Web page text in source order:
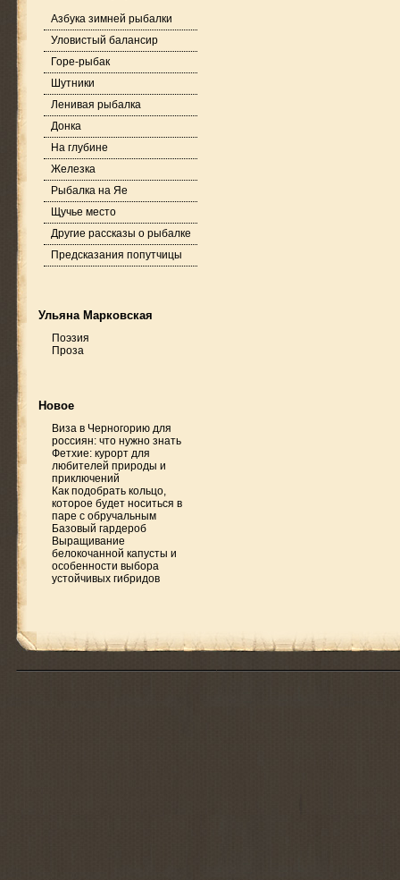
Азбука зимней рыбалки
Уловистый балансир
Горе-рыбак
Шутники
Ленивая рыбалка
Донка
На глубине
Железка
Рыбалка на Яе
Щучье место
Другие рассказы о рыбалке
Предсказания попутчицы
Ульяна Марковская
Поэзия
Проза
Новое
Виза в Черногорию для
россиян: что нужно знать
Фетхие: курорт для
любителей природы и
приключений
Как подобрать кольцо,
которое будет носиться в
паре с обручальным
Базовый гардероб
Выращивание
белокочанной капусты и
особенности выбора
устойчивых гибридов